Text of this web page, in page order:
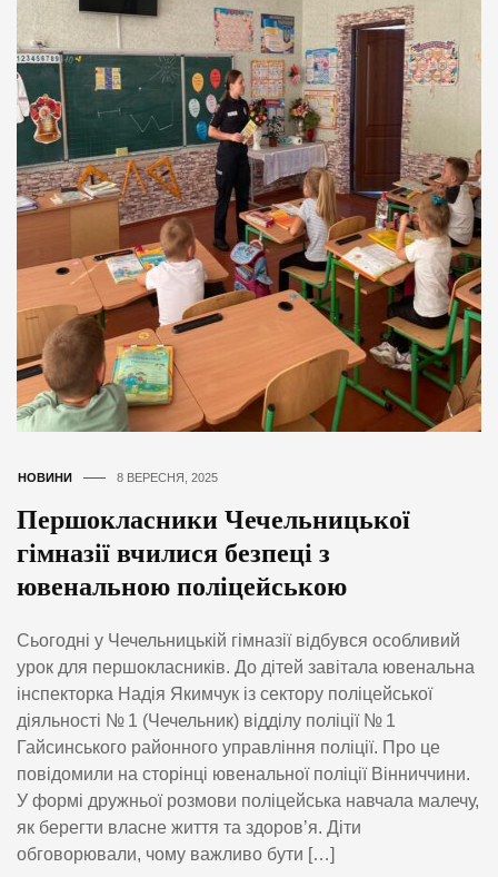
НОВИНИ 8 ВЕРЕСНЯ, 2025
Першокласники Чечельницької
гімназії вчилися безпеці з
ювенальною поліцейською
Сьогодні у Чечельницькій гімназії відбувся особливий
урок для першокласників. До дітей завітала ювенальна
інспекторка Надія Якимчук із сектору поліцейської
діяльності № 1 (Чечельник) відділу поліції № 1
Гайсинського районного управління поліції. Про це
повідомили на сторінці ювенальної поліції Вінниччини.
У формі дружньої розмови поліцейська навчала малечу,
як берегти власне життя та здоров’я. Діти
обговорювали, чому важливо бути […]